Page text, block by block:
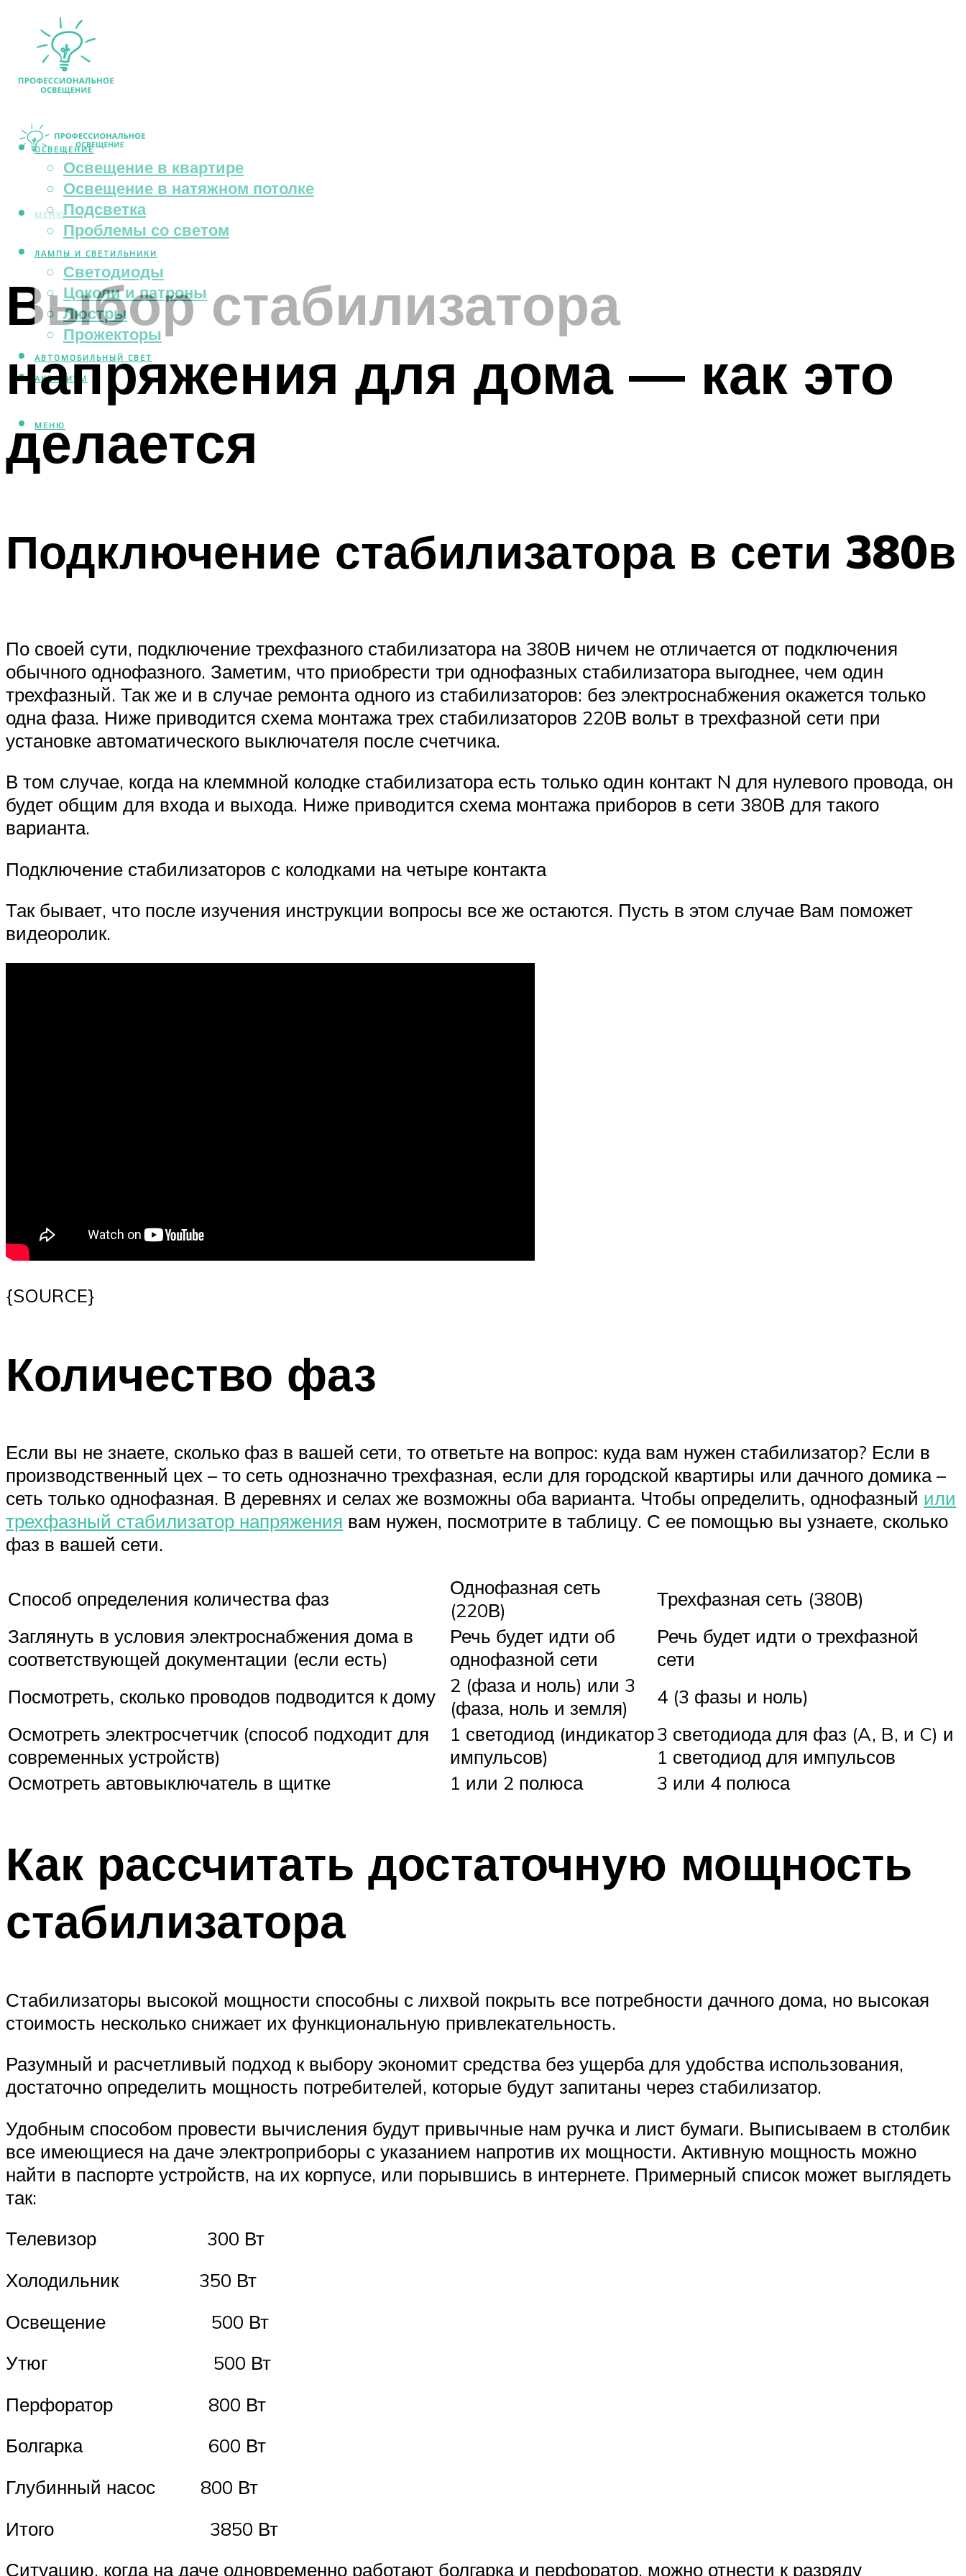
ОСВЕЩЕНИЕ
Освещение в квартире
Освещение в натяжном потолке
Подсветка
Проблемы со светом
ЛАМПЫ И СВЕТИЛЬНИКИ
Светодиоды
Цоколи и патроны
Люстры
Прожекторы
АВТОМОБИЛЬНЫЙ СВЕТ
АКВАРИУМ
МЕНЮ
МЕНЮ
Выбор стабилизатора
напряжения для дома — как это
делается
Подключение стабилизатора в сети 380в
По своей сути, подключение трехфазного стабилизатора на 380В ничем не отличается от подключения
обычного однофазного. Заметим, что приобрести три однофазных стабилизатора выгоднее, чем один
трехфазный. Так же и в случае ремонта одного из стабилизаторов: без электроснабжения окажется только
одна фаза. Ниже приводится схема монтажа трех стабилизаторов 220В вольт в трехфазной сети при
установке автоматического выключателя после счетчика.
В том случае, когда на клеммной колодке стабилизатора есть только один контакт N для нулевого провода, он
будет общим для входа и выхода. Ниже приводится схема монтажа приборов в сети 380В для такого
варианта.
Подключение стабилизаторов с колодками на четыре контакта
Так бывает, что после изучения инструкции вопросы все же остаются. Пусть в этом случае Вам поможет
видеоролик.
{SOURCE}
Количество фаз
Если вы не знаете, сколько фаз в вашей сети, то ответьте на вопрос: куда вам нужен стабилизатор? Если в
производственный цех – то сеть однозначно трехфазная, если для городской квартиры или дачного домика –
сеть только однофазная. В деревнях и селах же возможны оба варианта. Чтобы определить, однофазный или
трехфазный стабилизатор напряжения вам нужен, посмотрите в таблицу. С ее помощью вы узнаете, сколько
фаз в вашей сети.
Способ определения количества фаз
Однофазная сеть
(220В)
Трехфазная сеть (380В)
Заглянуть в условия электроснабжения дома в
соответствующей документации (если есть)
Речь будет идти об
однофазной сети
Речь будет идти о трехфазной
сети
Посмотреть, сколько проводов подводится к дому
2 (фаза и ноль) или 3
(фаза, ноль и земля)
4 (3 фазы и ноль)
Осмотреть электросчетчик (способ подходит для
современных устройств)
1 светодиод (индикатор
импульсов)
3 светодиода для фаз (A, B, и C) и
1 светодиод для импульсов
Осмотреть автовыключатель в щитке
1 или 2 полюса 3 или 4 полюса
Как рассчитать достаточную мощность
стабилизатора
Стабилизаторы высокой мощности способны с лихвой покрыть все потребности дачного дома, но высокая
стоимость несколько снижает их функциональную привлекательность.
Разумный и расчетливый подход к выбору экономит средства без ущерба для удобства использования,
достаточно определить мощность потребителей, которые будут запитаны через стабилизатор.
Удобным способом провести вычисления будут привычные нам ручка и лист бумаги. Выписываем в столбик
все имеющиеся на даче электроприборы с указанием напротив их мощности. Активную мощность можно
найти в паспорте устройств, на их корпусе, или порывшись в интернете. Примерный список может выглядеть
так:
Телевизор 300 Вт
Холодильник 350 Вт
Освещение 500 Вт
Утюг 500 Вт
Перфоратор 800 Вт
Болгарка 600 Вт
Глубинный насос 800 Вт
Итого 3850 Вт
Ситуацию, когда на даче одновременно работают болгарка и перфоратор, можно отнести к разряду